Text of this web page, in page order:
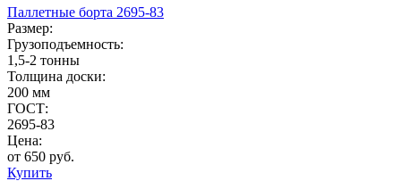
Паллетные борта 2695-83
Размер:
Грузоподъемность:
1,5-2 тонны
Толщина доски:
200 мм
ГОСТ:
2695-83
Цена:
от 650 руб.
Купить